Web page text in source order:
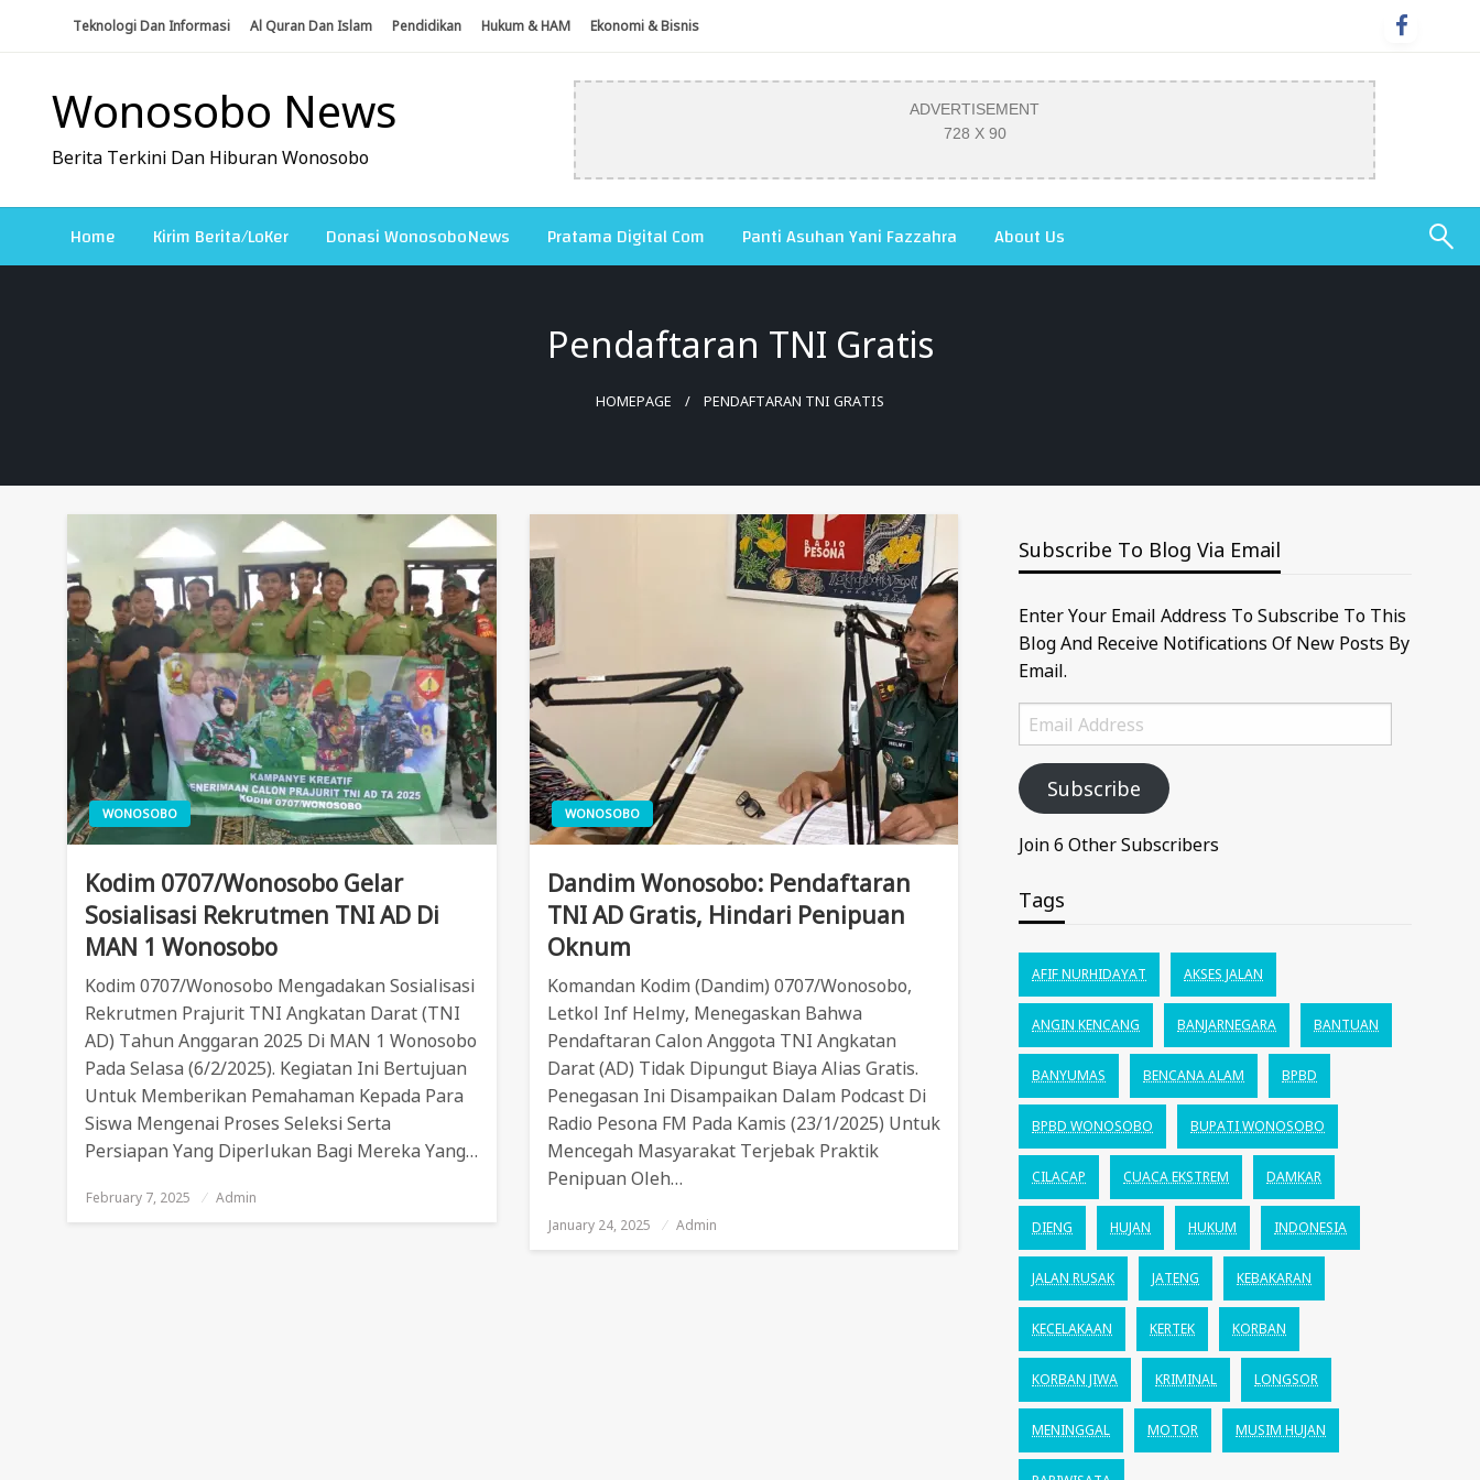
Teknologi Dan Informasi Al Quran Dan Islam Pendidikan Hukum & HAM Ekonomi & Bisnis
Wonosobo News
Berita Terkini Dan Hiburan Wonosobo
ADVERTISEMENT
728 X 90
Home Kirim Berita/LoKer Donasi WonosoboNews Pratama Digital Com Panti Asuhan Yani Fazzahra About Us
Pendaftaran TNI Gratis
HOMEPAGE PENDAFTARAN TNI GRATIS
WONOSOBO
Kodim 0707/Wonosobo Gelar
Sosialisasi Rekrutmen TNI AD Di
MAN 1 Wonosobo
Kodim 0707/Wonosobo Mengadakan Sosialisasi
Rekrutmen Prajurit TNI Angkatan Darat (TNI
AD) Tahun Anggaran 2025 Di MAN 1 Wonosobo
Pada Selasa (6/2/2025). Kegiatan Ini Bertujuan
Untuk Memberikan Pemahaman Kepada Para
Siswa Mengenai Proses Seleksi Serta
Persiapan Yang Diperlukan Bagi Mereka Yang…
Posted
February 7, 2025 Admin
WONOSOBO
Dandim Wonosobo: Pendaftaran
TNI AD Gratis, Hindari Penipuan
Oknum
Komandan Kodim (Dandim) 0707/Wonosobo,
Letkol Inf Helmy, Menegaskan Bahwa
Pendaftaran Calon Anggota TNI Angkatan
Darat (AD) Tidak Dipungut Biaya Alias Gratis.
Penegasan Ini Disampaikan Dalam Podcast Di
Radio Pesona FM Pada Kamis (23/1/2025) Untuk
Mencegah Masyarakat Terjebak Praktik
Penipuan Oleh…
Posted
January 24, 2025 Admin
Subscribe To Blog Via Email
Enter Your Email Address To Subscribe To This
Blog And Receive Notifications Of New Posts By
Email.
Email
Address
Subscribe
Join 6 Other Subscribers
Tags
AFIF NURHIDAYAT AKSES JALAN
ANGIN KENCANG BANJARNEGARA BANTUAN
BANYUMAS BENCANA ALAM BPBD
BPBD WONOSOBO BUPATI WONOSOBO
CILACAP CUACA EKSTREM DAMKAR
DIENG HUJAN HUKUM INDONESIA
JALAN RUSAK JATENG KEBAKARAN
KECELAKAAN KERTEK KORBAN
KORBAN JIWA KRIMINAL LONGSOR
MENINGGAL MOTOR MUSIM HUJAN